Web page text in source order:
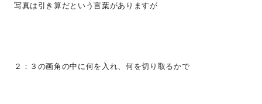
写真は引き算だという言葉がありますが
２：３の画角の中に何を入れ、何を切り取るかで